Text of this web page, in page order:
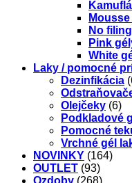
No
Pink
White
Laky / pomocné
Dezinfikácia
Olejčeky (6)
Podkladové
Pomocné
Vrchné gél
NOVINKY (164)
OUTLET (93)
Ozdoby (268)